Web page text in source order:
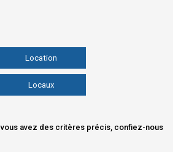
Location
Locaux
avez des critères précis, confiez-nous